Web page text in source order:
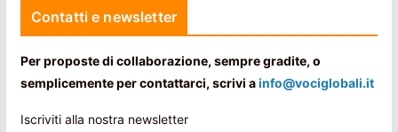
Contatti e newsletter
Per proposte di collaborazione, sempre gradite, o
semplicemente per contattarci, scrivi ainfo@vociglobali.it
Iscriviti alla nostra newsletter